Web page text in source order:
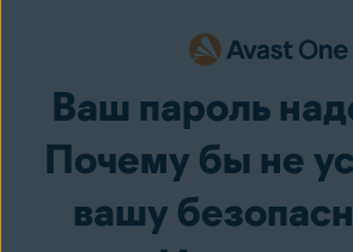
Ваш пароль
Почему бы не
вашу